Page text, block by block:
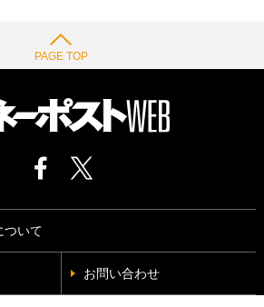
PAGE TOP
ついて
お問い合わせ